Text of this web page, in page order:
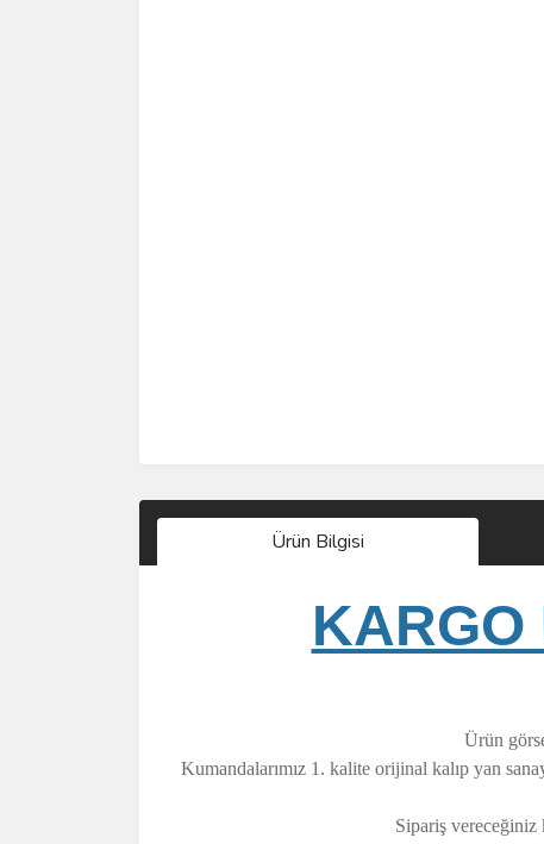
Ürün Bilgisi
KARGO
Ürün
Kumandalarımız 1. kalite orijinal kalıp yan
Sipariş vereceğiniz